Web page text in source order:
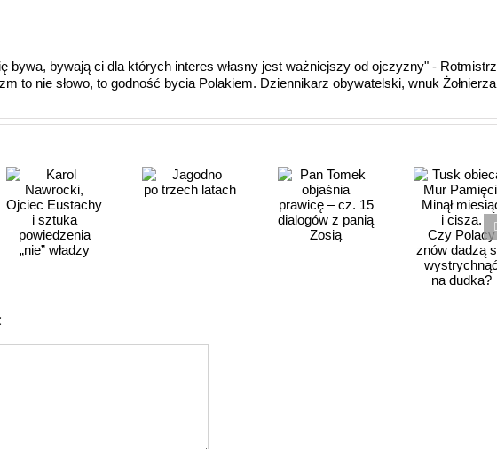
bywa, bywają ci dla których interes własny jest ważniejszy od ojczyzny" - Rotmistrz
to nie słowo, to godność bycia Polakiem. Dziennikarz obywatelski, wnuk Żołnierza
Jagodno
po trzech
latach
Pan Tomek
Tusk
obiecał Mur
Pamięci.
Minął